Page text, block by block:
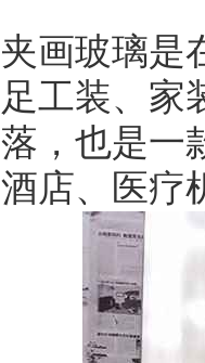
夹画玻璃是
足工装、家
落，也是一
酒店、医疗